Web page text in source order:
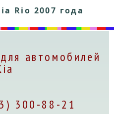
Rio 2007 года
автомобилей
300-88-21